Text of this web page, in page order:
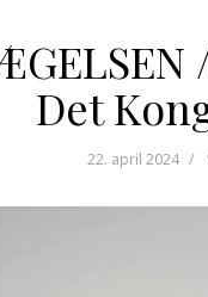
Det
22. april 2024